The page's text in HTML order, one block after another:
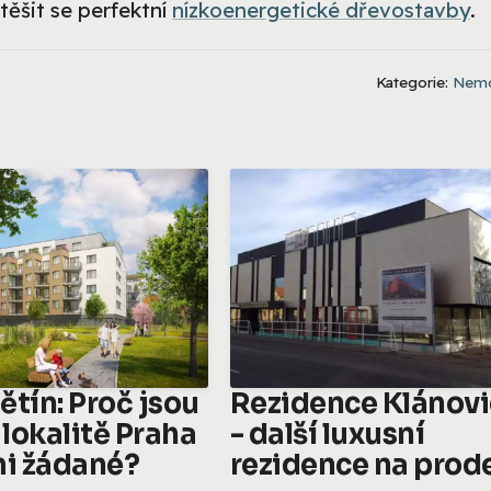
se perfektní nízkoenergetické dřevostavby.
Kategorie:
Proč jsou
Praha
žádané?
Rezidence
- další luxusní
rezidence na